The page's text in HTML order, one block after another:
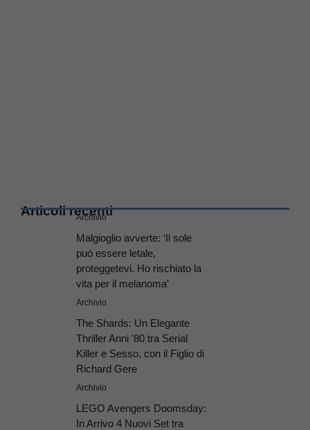
Articoli recenti
Archivio
Malgioglio avverte: ‘Il sole
può essere letale,
proteggetevi. Ho rischiato la
vita per il melanoma’
Archivio
The Shards: Un Elegante
Thriller Anni ’80 tra Serial
Killer e Sesso, con il Figlio di
Richard Gere
Archivio
LEGO Avengers Doomsday:
In Arrivo 4 Nuovi Set tra